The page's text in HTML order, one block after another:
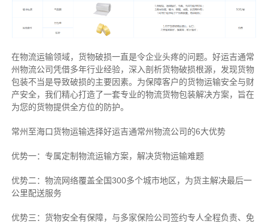
在物流运输领域，货物破损一直是令企业头疼的问题。好运吉通常
州物流公司凭借多年行业经验，深入剖析货物破损根源，发现货物
包装不当是导致破损的主要因素。为保障客户的货物运输安全与财
产安全，我们精心打造了一套专业的物流货物包装解决方案，旨在
为您的货物提供全方位的防护。
常州至海口货物运输选择好运吉通常州物流公司的6大优势
优势一：专属定制物流运输方案，解决货物运输难题
优势二：物流网络覆盖全国300多个城市地区，为货主解决最后一
公里配送服务
优势三：货物安全有保障，与多家保险公司签约专人全程负责、免